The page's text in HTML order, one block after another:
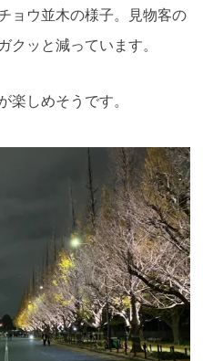
ョウ並木の様子。見物客の
ッと減っています。
しめそうです。